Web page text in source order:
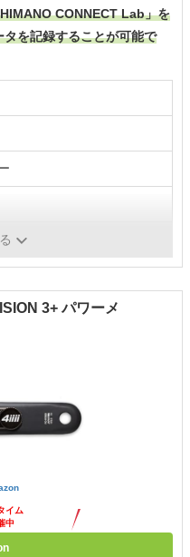
CONNECT Lab」を
を記録することが可能で
3+ パワーメ
イム
中